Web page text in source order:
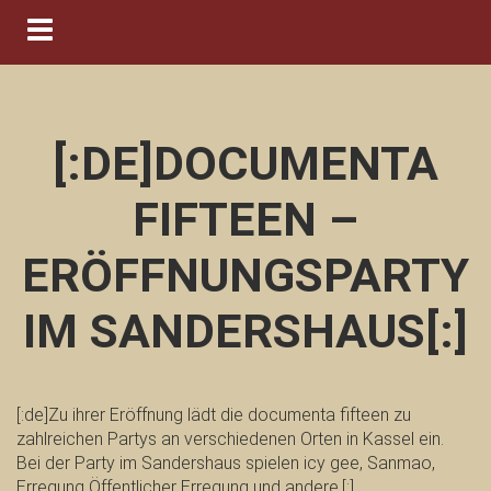
Navigation ein-/ausblenden
[:DE]DOCUMENTA
FIFTEEN –
ERÖFFNUNGSPARTY
IM SANDERSHAUS[:]
[:de]Zu ihrer Eröffnung lädt die documenta fifteen zu
zahlreichen Partys an verschiedenen Orten in Kassel ein.
Bei der Party im Sandershaus spielen icy gee, Sanmao,